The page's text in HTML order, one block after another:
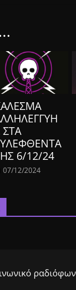
ΣΤΑ
6/12/24
07/12/2024